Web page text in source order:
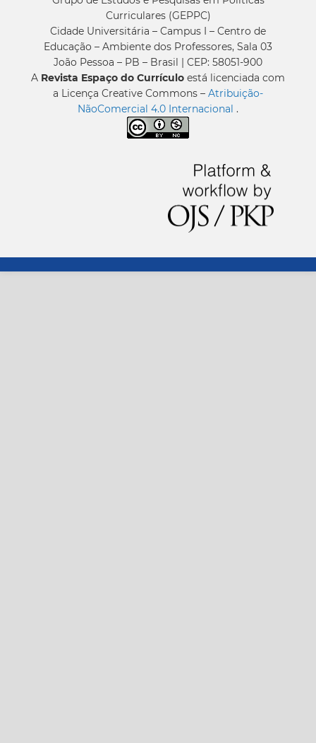
Curriculares (GEPPC)
Cidade Universitária – Campus I – Centro de
Educação – Ambiente dos Professores, Sala 03
João Pessoa – PB – Brasil | CEP: 58051-900
A Revista Espaço do Currículo está licenciada com
a Licença Creative Commons – Atribuição-
NãoComercial 4.0 Internacional .